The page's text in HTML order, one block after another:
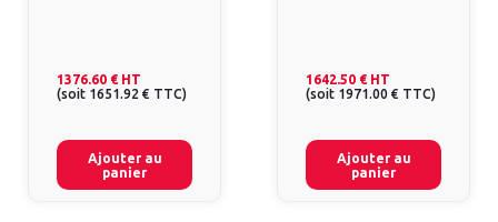
1376.60 € HT
(soit 1651.92 € TTC)
Ajouter au
panier
1642.50 € HT
(soit 1971.00 € TTC)
Ajouter au
panier